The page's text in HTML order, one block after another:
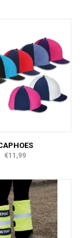
€11,99